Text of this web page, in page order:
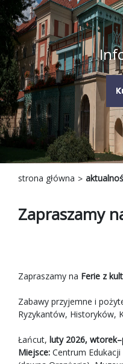
strona główna
Zapraszamy
Zapraszamy na Ferie z
Zabawy przyjemne i
Ryzykantów, Historyków,
Łańcut, luty 2026,
Miejsce: Centrum